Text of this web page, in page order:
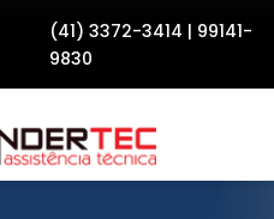
(41) 3372-3414 | 99141-
9830